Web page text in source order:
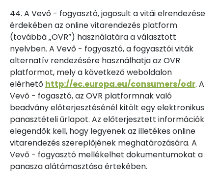
44. A Vevő - fogyasztó, jogosult a vitái elrendezése
érdekében az online vitarendezés platform
(továbbá „OVR”) használatára a választott
nyelvben. A Vevő - fogyasztó, a fogyasztói viták
alternatív rendezésére használhatja az OVR
platformot, mely a következő weboldalon
elérhető http://ec.europa.eu/consumers/odr. A
Vevő - fogasztó, az OVR platformnak való
beadvány előterjesztésénél kitölt egy elektronikus
panasztételi űrlapot. Az előterjesztett információk
elegendők kell, hogy legyenek az illetékes online
vitarendezés szereplőjének meghatározására. A
Vevő - fogyasztó mellékelhet dokumentumokat a
panasza alátámasztása értekében.